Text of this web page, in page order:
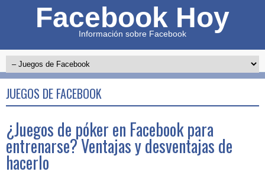
Facebook Hoy
Información sobre Facebook
JUEGOS DE FACEBOOK
¿Juegos de póker en Facebook para
entrenarse? Ventajas y desventajas de
hacerlo